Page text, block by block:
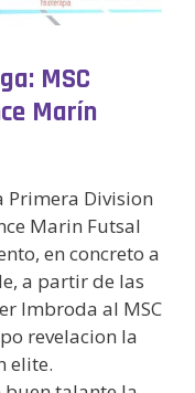
MSC
Marín
Primera Division
Marin Futsal
en concreto a
a partir de las
Imbroda al MSC
revelacion la
elite.